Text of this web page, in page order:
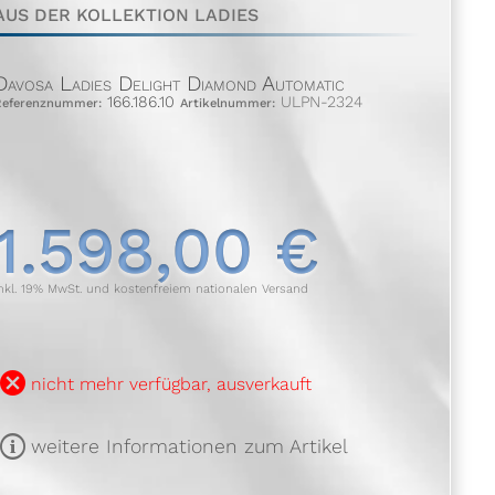
DER KOLLEKTION LADIES
Ladies Delight Diamond Automatic
166.186.10 Artikelnummer:ULPN-2324
€
19% MwSt. und kostenfreiem nationalen Versand
nicht mehr verfügbar, ausverkauft
weitere Informationen zum Artikel